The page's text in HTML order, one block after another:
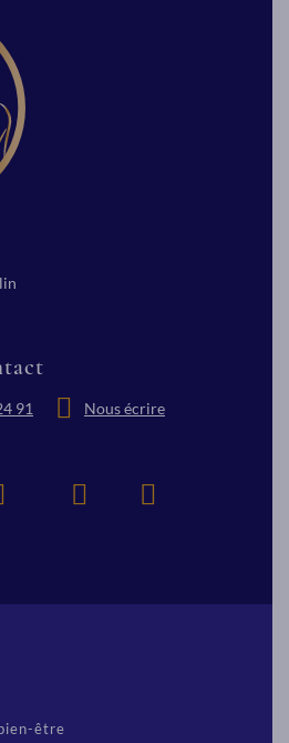
du dos, le
et le visage.
peut
sommeil, la
la
91 Nous écrire
être